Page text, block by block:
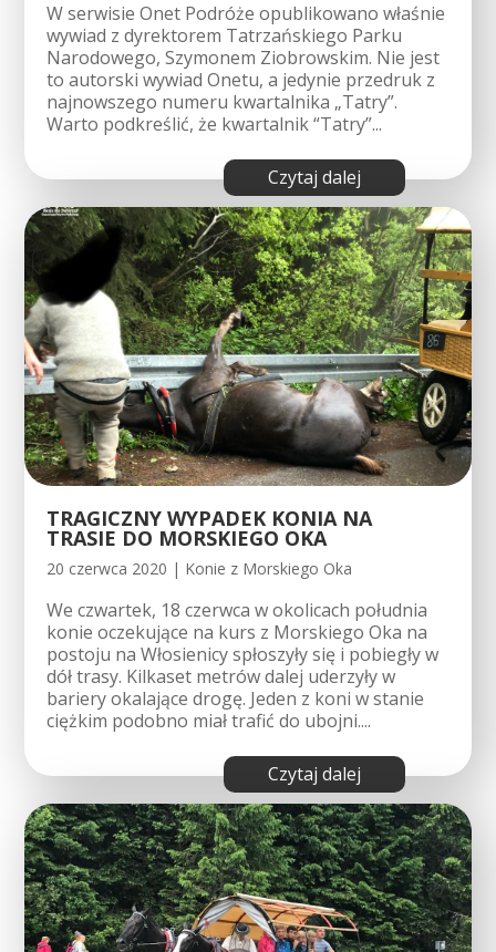
W serwisie Onet Podróże opublikowano właśnie
wywiad z dyrektorem Tatrzańskiego Parku
Narodowego, Szymonem Ziobrowskim. Nie jest
to autorski wywiad Onetu, a jedynie przedruk z
najnowszego numeru kwartalnika „Tatry”.
Warto podkreślić, że kwartalnik “Tatry”...
czytaj dalej
TRAGICZNY WYPADEK KONIA NA
TRASIE DO MORSKIEGO OKA
20 czerwca 2020 | Konie z Morskiego Oka
We czwartek, 18 czerwca w okolicach południa
konie oczekujące na kurs z Morskiego Oka na
postoju na Włosienicy spłoszyły się i pobiegły w
dół trasy. Kilkaset metrów dalej uderzyły w
bariery okalające drogę. Jeden z koni w stanie
ciężkim podobno miał trafić do ubojni....
czytaj dalej